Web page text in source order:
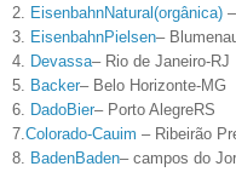
2. EisenbahnNatural(orgânica)
3. EisenbahnPielsen–
4. Devassa– Rio de Janeiro-RJ
5. Backer– Belo Horizonte-MG
6. DadoBier– Porto AlegreRS
7.Colorado-Cauim – Ribeirão
8. BadenBaden– campos do